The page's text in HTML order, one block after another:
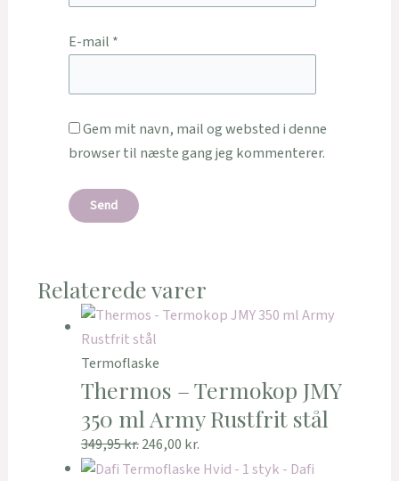
E-mail *
Gem mit navn, mail og websted i denne
browser til næste gang jeg kommenterer.
Relaterede varer
Termoflaske
Thermos – Termokop JMY
350 ml Army Rustfrit stål
349,95kr.246,00 kr.